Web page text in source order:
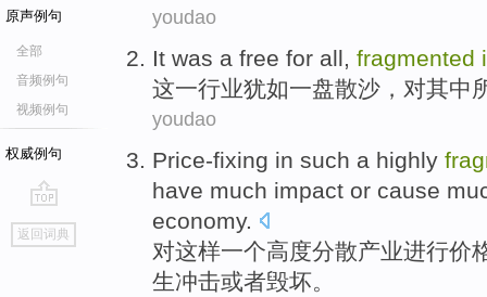
原声例句
全部
音频例句
视频例句
权威例句
go
top
返回词典
youdao
It was a free for all, fragmented
这一行业犹如一盘散沙 ， 对其中
youdao
Price-fixing in such a highly
have much impact or cause
economy.
对这样一个高度分散产业进行价
生冲击或者毁坏。